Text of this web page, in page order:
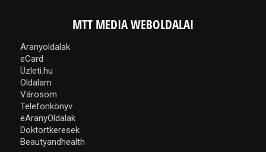
MTT MEDIA WEBOLDALAI
Aranyoldalak
eCard
Üzleti.hu
Oldalam
Városom
Telefonkönyv
eAranyOldalak
Doktortkeresek
Beautyandhealth